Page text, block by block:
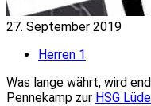
27. September 2019
Herren 1
Was lange währt, wird
Pennekamp zur HSG